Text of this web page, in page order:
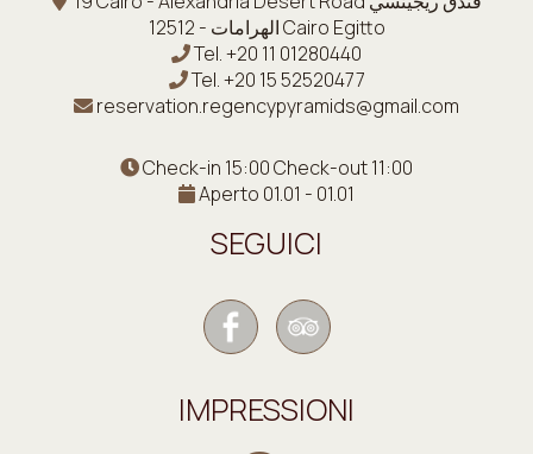
الهرامات - 12512 Cairo Egitto
Tel.+20 11 01280440
Tel.+20 15 52520477
reservation.regencypyramids@gmail.com
Check-in 15:00 Check-out 11:00
Aperto 01.01 - 01.01
SEGUICI
IMPRESSIONI